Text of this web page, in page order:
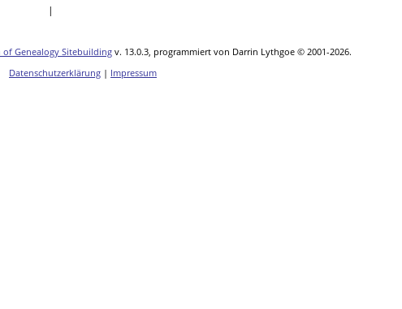
|
of Genealogy Sitebuildingv. 13.0.3, programmiert von Darrin Lythgoe © 2001-2026.
Datenschutzerklärung | Impressum